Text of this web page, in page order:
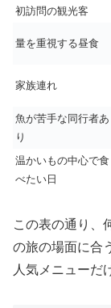
初訪問の観光客
量を重視する昼食
家族連れ
魚が苦手な同行者あ
り
温かいもの中心で食
べたい日
この表の通り、
の旅の場面に合
人気メニューだ